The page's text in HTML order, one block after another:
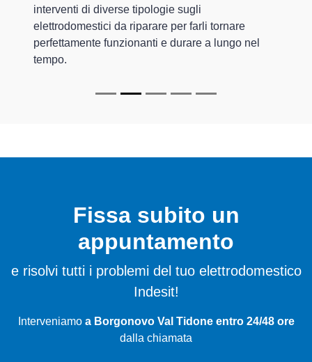
interventi di diverse tipologie sugli
elettrodomestici da riparare per farli tornare
perfettamente funzionanti e durare a lungo nel
tempo.
Fissa subito un
appuntamento
e risolvi tutti i problemi del tuo elettrodomestico
Indesit!
Interveniamo a Borgonovo Val Tidone entro 24/48 ore
dalla chiamata